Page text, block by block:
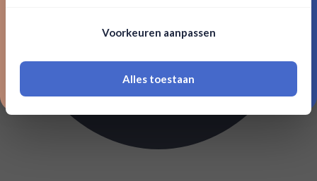
18 jaar of ouder zijn
Voorkeuren aanpassen
Alles toestaan